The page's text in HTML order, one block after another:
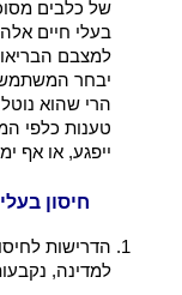
של כלבים
בעלי חיים
למצבם
יבחר המשתמש
הרי שהוא
טענות כלפי
ייפגע, או אף
חיסון
הדרישות
למדינה,